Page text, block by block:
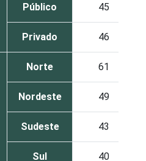
Público 45
Privado 46
Norte 61
Nordeste 49
Sudeste 43
Sul 40